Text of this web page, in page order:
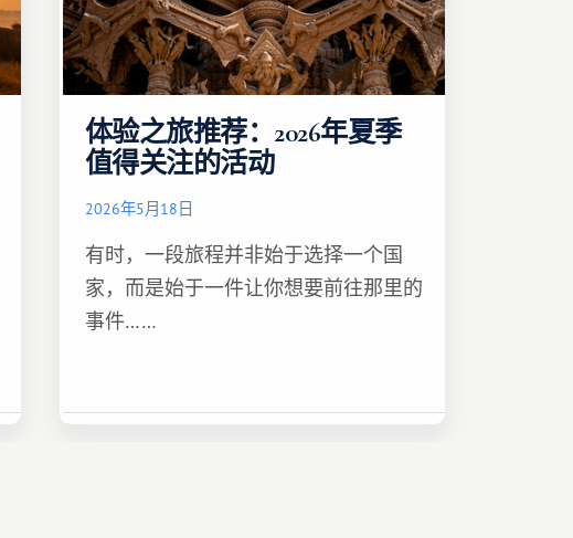
体验之旅推荐：2026年夏季
值得关注的活动
2026年5月18日
有时，一段旅程并非始于选择一个国
家，而是始于一件让你想要前往那里的
事件……